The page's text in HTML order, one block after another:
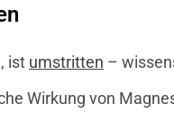
ist umstritten –
Wirkung von